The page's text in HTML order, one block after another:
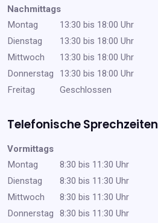
Nachmittags
Montag
13:30 bis 18:00 Uhr
Dienstag
13:30 bis 18:00 Uhr
Mittwoch
13:30 bis 18:00 Uhr
Donnerstag
13:30 bis 18:00 Uhr
Freitag
Geschlossen
Telefonische Sprechzeiten
Vormittags
Montag
8:30 bis 11:30 Uhr
Dienstag
8:30 bis 11:30 Uhr
Mittwoch
8:30 bis 11:30 Uhr
Donnerstag
8:30 bis 11:30 Uhr